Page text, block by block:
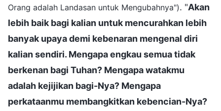
Orang adalah Landasan untuk Mengubahnya"). "Akan
lebih baik bagi kalian untuk mencurahkan lebih
banyak upaya demi kebenaran mengenal diri
kalian sendiri. Mengapa engkau semua tidak
berkenan bagi Tuhan? Mengapa watakmu
adalah kejijikan bagi-Nya? Mengapa
perkataanmu membangkitkan kebencian-Nya?